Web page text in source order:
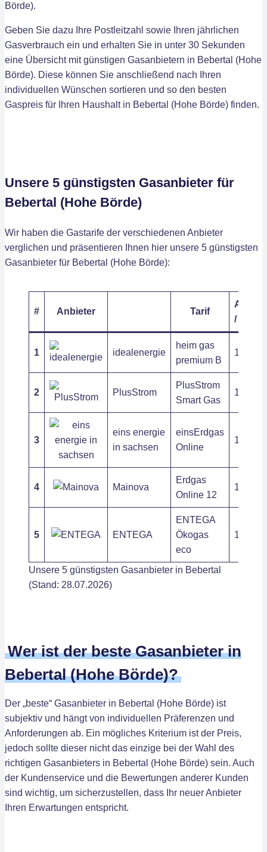
Börde).
Geben Sie dazu Ihre Postleitzahl sowie Ihren jährlichen
Gasverbrauch ein und erhalten Sie in unter 30 Sekunden
eine Übersicht mit günstigen Gasanbietern in Bebertal (Hohe
Börde). Diese können Sie anschließend nach Ihren
individuellen Wünschen sortieren und so den besten
Gaspreis für Ihren Haushalt in Bebertal (Hohe Börde) finden.
Unsere 5 günstigsten Gasanbieter für
Bebertal (Hohe Börde)
Wir haben die Gastarife der verschiedenen Anbieter
verglichen und präsentieren Ihnen hier unsere 5 günstigsten
Gasanbieter für Bebertal (Hohe Börde):
# Anbieter Tarif
/ kWh
1 idealenergie
heim gas
premium B
12,59 ct
2 PlusStrom
PlusStrom
Smart Gas
13,21 ct
3
eins energie
in sachsen
einsErdgas
Online
10,94 ct
4 Mainova
Erdgas
Online 12
11,86 ct
5 ENTEGA
ENTEGA
Ökogas
eco
11,64 ct
Unsere 5 günstigsten Gasanbieter in Bebertal
(Stand: 28.07.2026)
Wer ist der beste Gasanbieter in
Bebertal (Hohe Börde)?
Der „beste“ Gasanbieter in Bebertal (Hohe Börde) ist
subjektiv und hängt von individuellen Präferenzen und
Anforderungen ab. Ein mögliches Kriterium ist der Preis,
jedoch sollte dieser nicht das einzige bei der Wahl des
richtigen Gasanbieters in Bebertal (Hohe Börde) sein. Auch
der Kundenservice und die Bewertungen anderer Kunden
sind wichtig, um sicherzustellen, dass Ihr neuer Anbieter
Ihren Erwartungen entspricht.